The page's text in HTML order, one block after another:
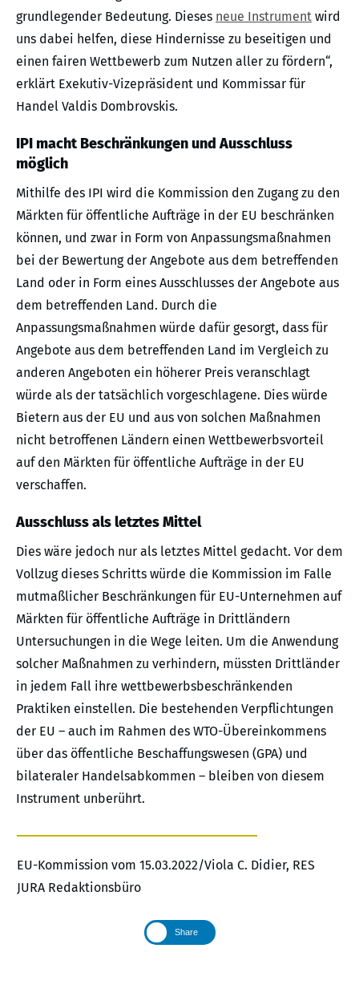
grundlegender Bedeutung. Dieses neue Instrument wird
uns dabei helfen, diese Hindernisse zu beseitigen und
einen fairen Wettbewerb zum Nutzen aller zu fördern“,
erklärt Exekutiv-Vizepräsident und Kommissar für
Handel Valdis Dombrovskis.
IPI macht Beschränkungen und Ausschluss
möglich
Mithilfe des IPI wird die Kommission den Zugang zu den
Märkten für öffentliche Aufträge in der EU beschränken
können, und zwar in Form von Anpassungsmaßnahmen
bei der Bewertung der Angebote aus dem betreffenden
Land oder in Form eines Ausschlusses der Angebote aus
dem betreffenden Land. Durch die
Anpassungsmaßnahmen würde dafür gesorgt, dass für
Angebote aus dem betreffenden Land im Vergleich zu
anderen Angeboten ein höherer Preis veranschlagt
würde als der tatsächlich vorgeschlagene. Dies würde
Bietern aus der EU und aus von solchen Maßnahmen
nicht betroffenen Ländern einen Wettbewerbsvorteil
auf den Märkten für öffentliche Aufträge in der EU
verschaffen.
Ausschluss als letztes Mittel
Dies wäre jedoch nur als letztes Mittel gedacht. Vor dem
Vollzug dieses Schritts würde die Kommission im Falle
mutmaßlicher Beschränkungen für EU-Unternehmen auf
Märkten für öffentliche Aufträge in Drittländern
Untersuchungen in die Wege leiten. Um die Anwendung
solcher Maßnahmen zu verhindern, müssten Drittländer
in jedem Fall ihre wettbewerbsbeschränkenden
Praktiken einstellen. Die bestehenden Verpflichtungen
der EU – auch im Rahmen des WTO-Übereinkommens
über das öffentliche Beschaffungswesen (GPA) und
bilateraler Handelsabkommen – bleiben von diesem
Instrument unberührt.
EU-Kommission vom 15.03.2022/Viola C. Didier, RES
JURA Redaktionsbüro
Share